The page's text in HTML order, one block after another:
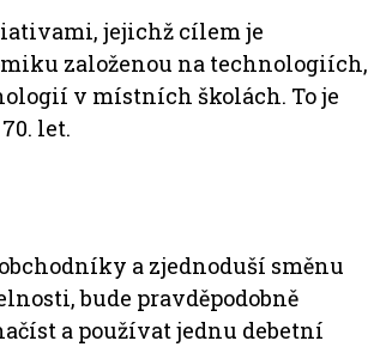
jejichž cílem je
založenou na technologiích,
v místních školách. To je
let.
a zjednoduší směnu
bude pravděpodobně
a používat jednu debetní